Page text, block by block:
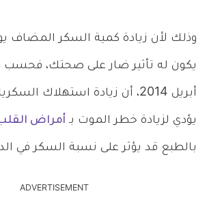
وذلك لأن زيادة كمية السكر المضاف
يكون له تأثير ضار على صحتك،
أبريل 2014، أن زيادة استهلاك
يؤدي لزيادة خطر الموت بـ أمراض
بالطبع قد يؤثر على نسبة السكر في
ADVERTISEMENT